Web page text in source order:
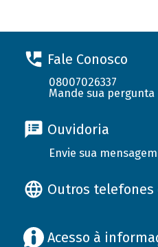
Fale Conosco
08007026337
Mande sua pergunta
Ouvidoria
Envie sua mensagem
Outros telefones
Acesso à